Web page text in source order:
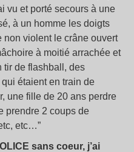
vu et porté secours à une
à un homme les doigts
non violent le crâne ouvert
à moitié arrachée et
tir de flashball, des
étaient en train de
une fille de 20 ans perdre
prendre 2 coups de
etc…”
sans coeur, j’ai